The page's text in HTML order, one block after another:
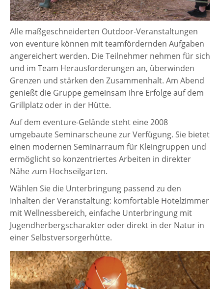
Alle maßgeschneiderten Outdoor-Veranstaltungen
von eventure können mit teamfördernden Aufgaben
angereichert werden. Die Teilnehmer nehmen für sich
und im Team Herausforderungen an, überwinden
Grenzen und stärken den Zusammenhalt. Am Abend
genießt die Gruppe gemeinsam ihre Erfolge auf dem
Grillplatz oder in der Hütte.
Auf dem eventure-Gelände steht eine 2008
umgebaute Seminarscheune zur Verfügung. Sie bietet
einen modernen Seminarraum für Kleingruppen und
ermöglicht so konzentriertes Arbeiten in direkter
Nähe zum Hochseilgarten.
Wählen Sie die Unterbringung passend zu den
Inhalten der Veranstaltung: komfortable Hotelzimmer
mit Wellnessbereich, einfache Unterbringung mit
Jugendherbergscharakter oder direkt in der Natur in
einer Selbstversorgerhütte.